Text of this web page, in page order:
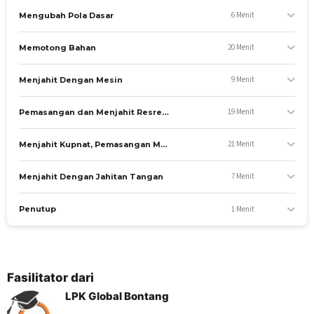
Materi yang diajar
B. Keterampilan
Kompetensi yang dinilai
Mengidentifikasi kemasan jahit
Membuat Busana Wanita
Materi yang diajar
Menjahit Kupnat, Pemasangan Manset dan Melinggis
Menjahit Dengan Tangan
C. Sikap
Mengubah Pola Dasar 6 Menit
Memotong Bahan 20 Menit
Menjahit Dengan Mesin 9 Menit
Pemasangan dan Menjahit Resreting 19 Menit
Menjahit Kupnat, Pemasangan Manset dan Melinggis Lapisan Leher 21 Menit
Menjahit Dengan Jahitan Tangan 7 Menit
Penutup 1 Menit
Fasilitator dari
LPK Global Bontang